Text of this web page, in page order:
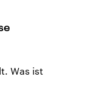
Was ist